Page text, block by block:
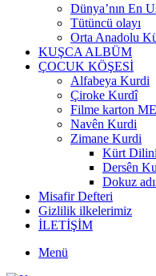
Dünya’nın En
Tütüncü olayı
Orta Anadolu
KUŞCA ALBÜM
ÇOCUK KÖŞESİ
Alfabeya Kurdi
Çiroke Kurdî
Filme karton
Navên Kurdi
Zimane Kurdi
Kürt Dilini
Dersên
Dokuz
Misafir Defteri
Gizlilik ilkelerimiz
İLETİŞİM
Menü